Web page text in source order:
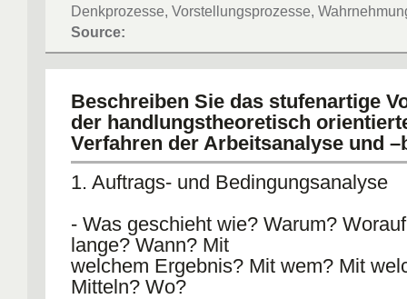
Denkprozesse, Vorstellungsprozesse,
Source:
Beschreiben Sie das stufenartige
der handlungstheoretisch
Verfahren der Arbeitsanalyse und
1. Auftrags- und Bedingungsanalyse
- Was geschieht wie? Warum?
lange? Wann? Mit
welchem Ergebnis? Mit wem? Mit
Mitteln? Wo?